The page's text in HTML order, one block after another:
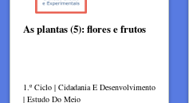
As plantas (5): flores e frutos
1.º Ciclo | Cidadania E Desenvolvimento
| Estudo Do Meio